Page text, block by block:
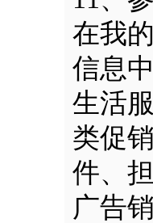
在我
信息
生活
类促
件、
广告